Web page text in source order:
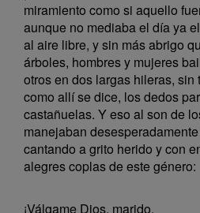
miramiento como si aquello
aunque no mediaba el día ya
al aire libre, y sin más abrigo
árboles, hombres y mujeres
otros en dos largas hileras, sin
como allí se dice, los dedos
castañuelas. Y eso al son de
manejaban
cantando a grito herido y con
alegres coplas de este género:
¡Válgame Dios, marido,